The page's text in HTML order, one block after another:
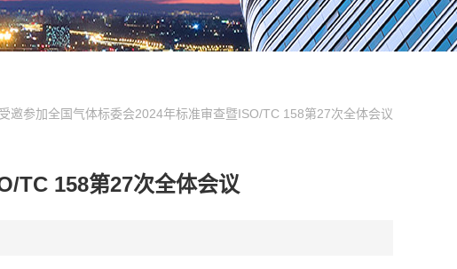
邀参加全国气体标委会2024年标准审查暨ISO/TC 158第27次全体会议
TC 158第27次全体会议